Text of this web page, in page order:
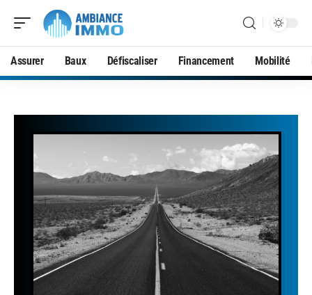
Assurer Baux Défiscaliser Financement Mobilité